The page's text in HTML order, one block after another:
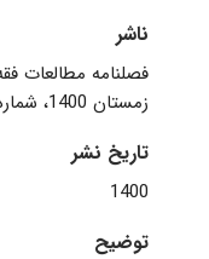
ناشر
فصلنامه مطالعات
زمستان 1400، شماره 44، ص.: 5-25.
تاریخ نشر
1400
توضیح